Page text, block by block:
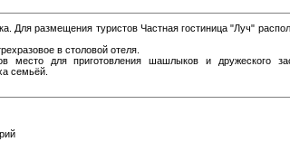
Для размещения туристов Частная гостиница "Луч"
в столовой отеля.
место для приготовления шашлыков и дружеского
семьёй.